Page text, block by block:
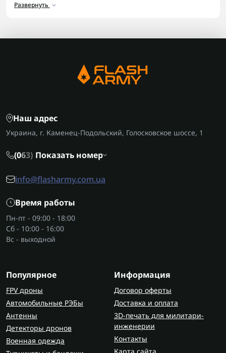
обороты и контроль усилия, что важно при
Где используются пневмоотвертки
Они удобны для сборки конструкций, работы с
металлом и обслуживания техники.
В процессах, где требуется фиксация материалов
или быстрое крепление, дополнительно
используют
работают по тому же принципу подачи воздуха.
Преимущества пневмоотверток
Пневмоотвертка отличается стабильной работой
даже при длительной нагрузке. Среди основных
преимуществ:
снижение риска перегрева;
точная дозировка усилия;
долговечность при интенсивном
использовании.
Для работы с более мощными соединениями
целесообразно применятьпневмогайковёрты
Развернуть
Наш адрес
Украина, г. Каменец-Подольский, Голосковское шоссе, 1
(063) Показать номер
info@flasharmy.com.ua
Время работы
Пн-пт - 09:00 - 18:00
Сб - 10:00 - 16:00
Вс - выходной
Популярное
FPV дроны
Автомобильные РЭБы
Антенны
Детекторы дронов
Военная одежда
Информация
Договор оферты
Доставка и оплата
3D-печать для милитари-
инженерии
Контакты